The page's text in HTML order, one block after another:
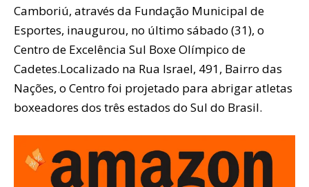
Camboriú, através da Fundação Municipal de
Esportes, inaugurou, no último sábado (31), o
Centro de Excelência Sul Boxe Olímpico de
Cadetes.Localizado na Rua Israel, 491, Bairro das
Nações, o Centro foi projetado para abrigar atletas
boxeadores dos três estados do Sul do Brasil.